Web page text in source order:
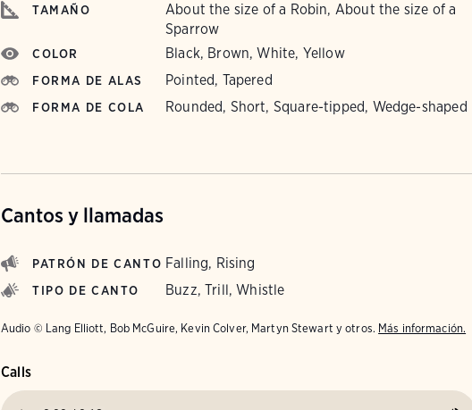
TAMAÑO
About the size of a Robin, About the size of a
Sparrow
COLOR Black, Brown, White, Yellow
FORMA DE ALAS Pointed, Tapered
FORMA DE COLA Rounded, Short, Square-tipped, Wedge-shaped
Cantos y llamadas
PATRÓN DE CANTO Falling, Rising
TIPO DE CANTO Buzz, Trill, Whistle
Audio © Lang Elliott, Bob McGuire, Kevin Colver, Martyn Stewart y otros. Más información.
Calls